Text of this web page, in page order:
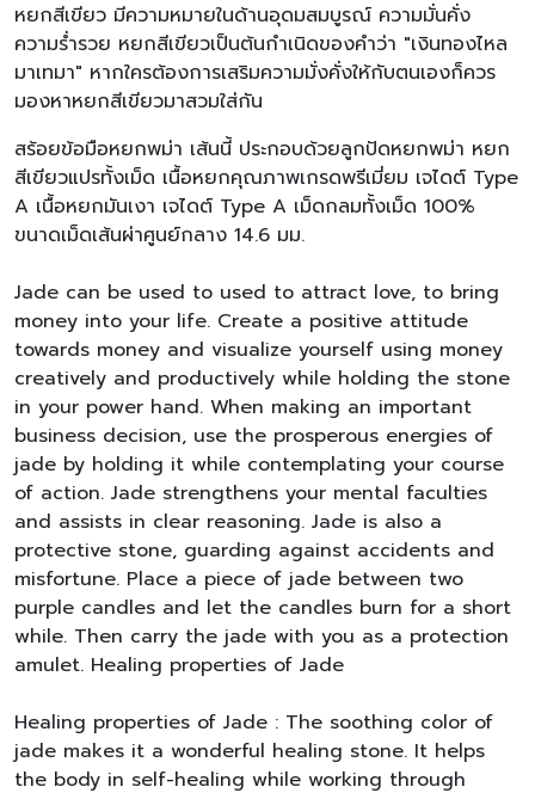
หยกสีเขียว มีความหมายในด้านอุดมสมบูรณ์ ความมั่นคั่ง
ความร่ำรวย หยกสีเขียวเป็นต้นกำเนิดของคำว่า "เงินทองไหล
มาเทมา" หากใครต้องการเสริมความมั่งคั่งให้กับตนเองก็ควร
มองหาหยกสีเขียวมาสวมใส่กัน
สร้อยข้อมือหยกพม่า เส้นนี้ ประกอบด้วยลูกปัดหยกพม่า หยก
สีเขียวแปรทั้งเม็ด เนื้อหยกคุณภาพเกรดพรีเมี่ยม เจไดต์ Type
A เนื้อหยกมันเงา เจไดต์ Type A เม็ดกลมทั้งเม็ด 100%
ขนาดเม็ดเส้นผ่าศูนย์กลาง 14.6 มม.
Jade can be used to used to attract love, to bring
money into your life. Create a positive attitude
towards money and visualize yourself using money
creatively and productively while holding the stone
in your power hand. When making an important
business decision, use the prosperous energies of
jade by holding it while contemplating your course
of action. Jade strengthens your mental faculties
and assists in clear reasoning. Jade is also a
protective stone, guarding against accidents and
misfortune. Place a piece of jade between two
purple candles and let the candles burn for a short
while. Then carry the jade with you as a protection
amulet. Healing properties of Jade
Healing properties of Jade : The soothing color of
jade makes it a wonderful healing stone. It helps
the body in self-healing while working through